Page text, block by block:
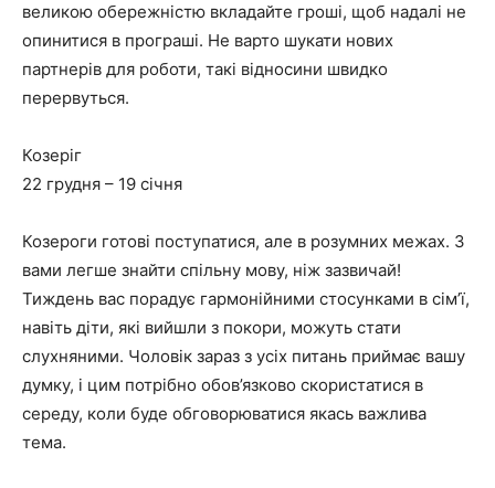
великою обережністю вкладайте гроші, щоб надалі не
опинитися в програші. Не варто шукати нових
партнерів для роботи, такі відносини швидко
перервуться.
Козеріг
22 грудня – 19 січня
Козероги готові поступатися, але в розумних межах. З
вами легше знайти спільну мову, ніж зазвичай!
Тиждень вас порадує гармонійними стосунками в сім’ї,
навіть діти, які вийшли з покори, можуть стати
слухняними. Чоловік зараз з усіх питань приймає вашу
думку, і цим потрібно обов’язково скористатися в
середу, коли буде обговорюватися якась важлива
тема.